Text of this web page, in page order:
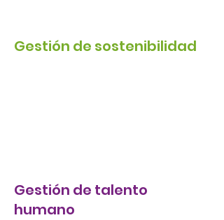
Gestión de sostenibilidad
Gestión de talento
humano